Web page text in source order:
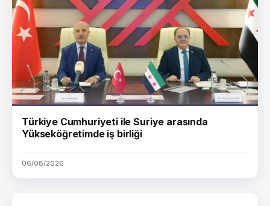
Türkiye Cumhuriyeti ile Suriye arasında
Yükseköğretimde iş birliği
06/08/2026